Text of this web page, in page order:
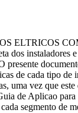
ELTRICOS
dos
documento
de cada tipo
uma vez que
de Aplicao
segmento